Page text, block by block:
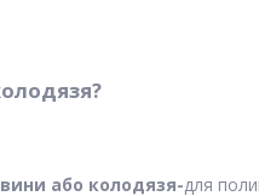
або колодязя-для